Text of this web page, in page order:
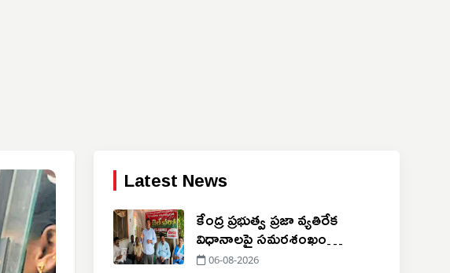
Latest News
కేంద్ర ప్రభుత్వ ప్రజా వ్యతిరేక
విధానాలపై సమరశంఖం
పూరించాలి
06-08-2026